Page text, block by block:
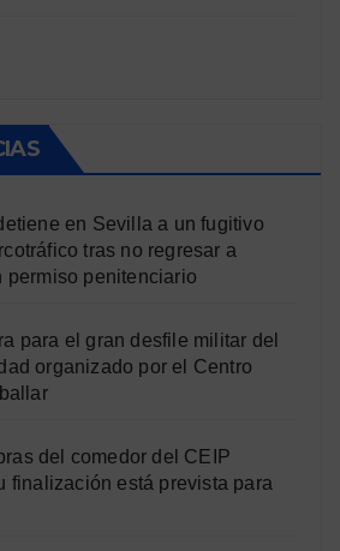
en Sevilla a un fugitivo
tras no regresar a
permiso penitenciario
para el gran desfile militar del
organizado por el Centro
del comedor del CEIP
finalización está prevista para